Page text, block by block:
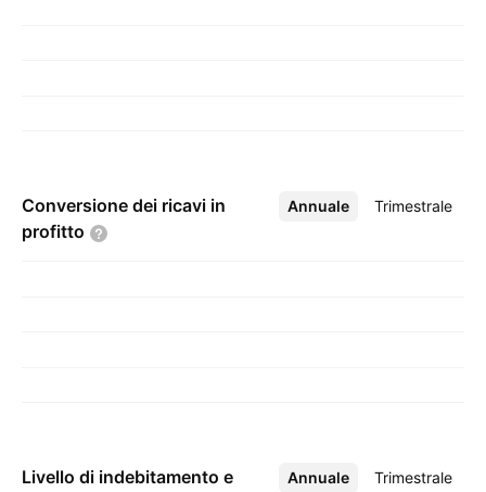
Conversione dei ricavi in
profitto
Annuale Trimestrale
Altro
Livello di indebitamento e Annuale Trimestrale
Altro